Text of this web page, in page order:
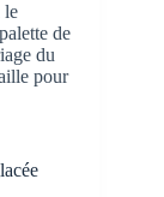
le
de
du
pour